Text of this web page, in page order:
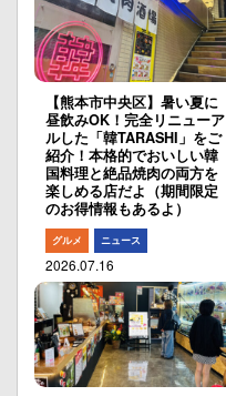
【熊本市中央区】暑い夏に
昼飲みOK！完全リニューア
ルした「韓TARASHI」をご
紹介！本格的でおいしい韓
国料理と絶品焼肉の両方を
楽しめる店だよ（期間限定
のお得情報もあるよ）
グルメ ニュース
2026.07.16